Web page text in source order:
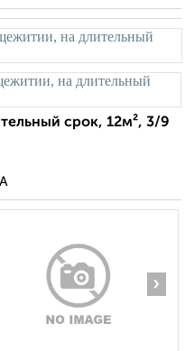
срок, 12м², 3/9
›